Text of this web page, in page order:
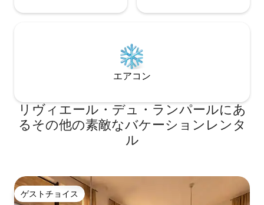
エアコン
リヴィエール・デュ・ランパールにあ
るその他の素敵なバケーションレンタ
ル
ゲストチョイス
ゲストチョイス